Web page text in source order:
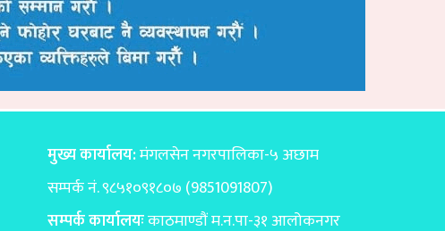
मुख्य कार्यालय:मंगलसेन नगरपालिका-५ अछाम
सम्पर्क नं. ९८५१०९१८०७ (9851091807)
सम्पर्क कार्यालयःकाठमाण्डाैं म.न.पा-३१ आलोकनगर